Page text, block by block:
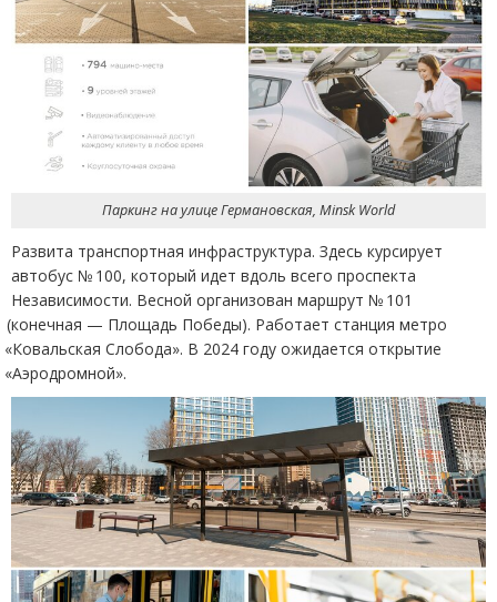
Паркинг на улице Германовская, Minsk World
Развита транспортная инфраструктура. Здесь курсирует
автобус № 100, который идет вдоль всего проспекта
Независимости. Весной организован маршрут № 101
(конечная — Площадь Победы). Работает станция метро
«Ковальская Слобода». В 2024 году ожидается открытие
«Аэродромной».